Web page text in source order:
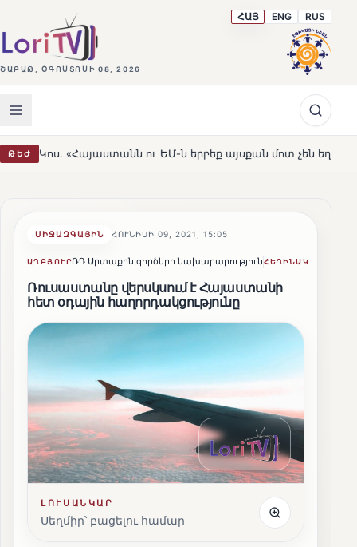
ՇԱԲԱԹ, ՕԳՈՍՏՈՍԻ 08, 2026
ՀԱՅ ENG RUS
ԹԵԺ ու ԵՄ-ն երբեք այսքան մոտ չեն եղել» HOT
ՄԻՋԱԶԳԱՅԻՆ ՀՈՒՆԻՍԻ 09, 2021, 15:05
ԱՂԲՅՈՒՐՌԴ Արտաքին գործերի նախարարությունՀԵՂԻՆԱԿ
Ռուսաստանը վերսկսում է Հայաստանի
հետ օդային հաղորդակցությունը
ԼՈՒՍԱՆԿԱՐ
Սեղմիր՝ բացելու համար